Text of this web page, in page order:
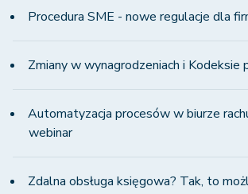
Procedura SME - nowe regulacje dla
Zmiany w wynagrodzeniach i Kodeksie
Automatyzacja procesów w biurze
webinar
Zdalna obsługa księgowa? Tak, to